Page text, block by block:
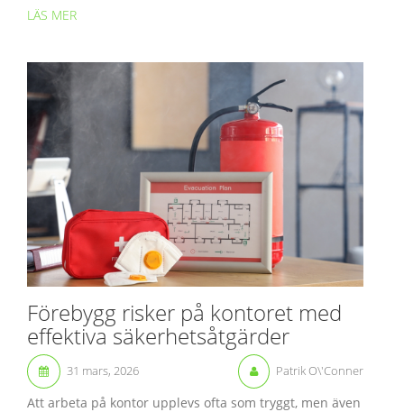
LÄS MER
Förebygg risker på kontoret med
effektiva säkerhetsåtgärder
31 mars, 2026 Patrik O\'Conner
Att arbeta på kontor upplevs ofta som tryggt, men även